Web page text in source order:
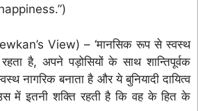
View) – ‘मानसिक रूप से स्वस्थ
है, अपने पड़ोसियों के साथ शान्तिपूर्वक
नागरिक बनाता है और ये बुनियादी दायित्व
में इतनी शक्ति रहती है कि वह के हित के